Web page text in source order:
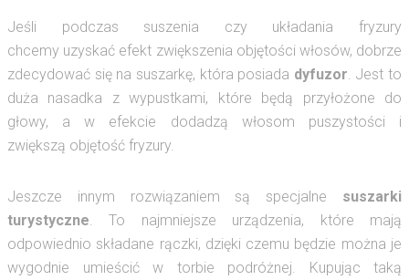
Jeśli podczas suszenia czy układania fryzury
chcemy uzyskać efekt zwiększenia objętości włosów, dobrze
zdecydować się na suszarkę, która posiada dyfuzor. Jest to
duża nasadka z wypustkami, które będą przyłożone do
głowy, a w efekcie dodadzą włosom puszystości i
zwiększą objętość fryzury.
Jeszcze innym rozwiązaniem są specjalne suszarki
turystyczne. To najmniejsze urządzenia, które mają
odpowiednio składane rączki, dzięki czemu będzie można je
wygodnie umieścić w torbie podróżnej. Kupując taką